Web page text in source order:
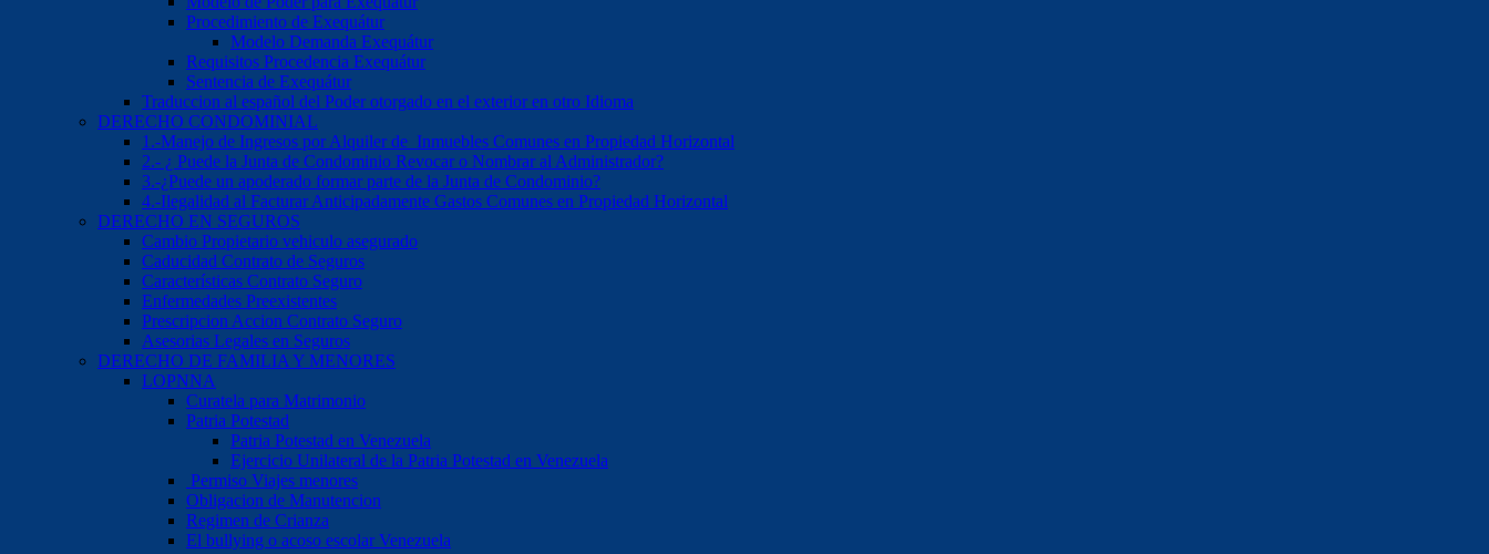
Procedimiento de Exequátur
Modelo Demanda Exequátur
Requisitos Procedencia Exequátur
Sentencia de Exequátur
Traduccion al español del Poder otorgado en el exterior en otro Idioma
DERECHO CONDOMINIAL
1.-Manejo de Ingresos por Alquiler de Inmuebles Comunes en Propiedad Horizontal
2.- ¿ Puede la Junta de Condominio Revocar o Nombrar al Administrador?
3.-¿Puede un apoderado formar parte de la Junta de Condominio?
4.-Ilegalidad al Facturar Anticipadamente Gastos Comunes en Propiedad Horizontal
DERECHO EN SEGUROS
Cambio Propietario vehiculo asegurado
Caducidad Contrato de Seguros
Características Contrato Seguro
Enfermedades Preexistentes
Prescripcion Accion Contrato Seguro
Asesorias Legales en Seguros
DERECHO DE FAMILIA Y MENORES
LOPNNA
Curatela para Matrimonio
Patria Potestad
Patria Potestad en Venezuela
Ejercicio Unilateral de la Patria Potestad en Venezuela
Permiso Viajes menores
Obligacion de Manutencion
Regimen de Crianza
El bullying o acoso escolar Venezuela